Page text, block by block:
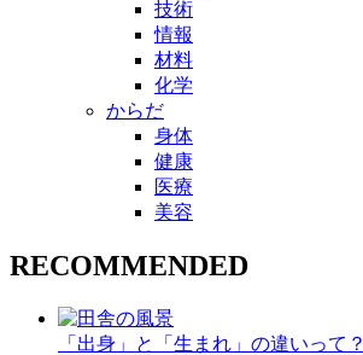
技術
情報
材料
化学
からだ
身体
健康
医療
美容
RECOMMENDED
「出身」と「生まれ」の違いって？